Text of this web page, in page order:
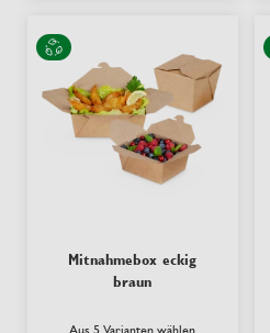
Mitnahmebox eckig
braun
Aus 5 Varianten wählen